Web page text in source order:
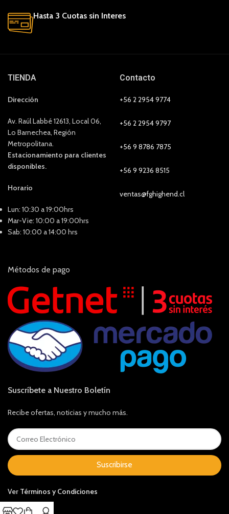
Hasta 3 Cuotas sin Interes
TIENDA
Dirección
Av. Raúl Labbé 12613, Local 06,
Lo Barnechea, Región
Metropolitana.
Estacionamiento para clientes
disponibles.
Horario
Lun: 10:30 a 19:00hrs
Mar-Vie: 10:00 a 19:00hrs
Sab: 10:00 a 14:00 hrs
Contacto
+56 2 2954 9774
+56 2 2954 9797
+56 9 8786 7875
+56 9 9236 8515
ventas@fghighend.cl
Métodos de pago
Suscríbete a Nuestro Boletín
Recibe ofertas, noticias y mucho más.
Suscribirse
Ver Términos y Condiciones